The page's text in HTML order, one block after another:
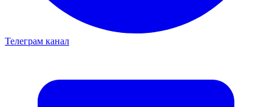
Телеграм канал